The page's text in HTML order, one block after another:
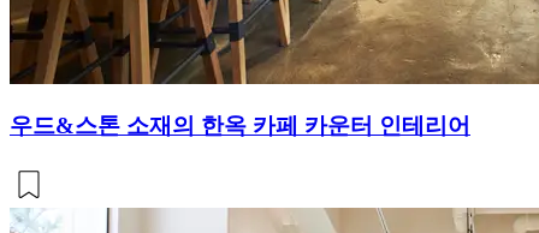
우드&스톤 소재의 한옥 카페 카운터 인테리어